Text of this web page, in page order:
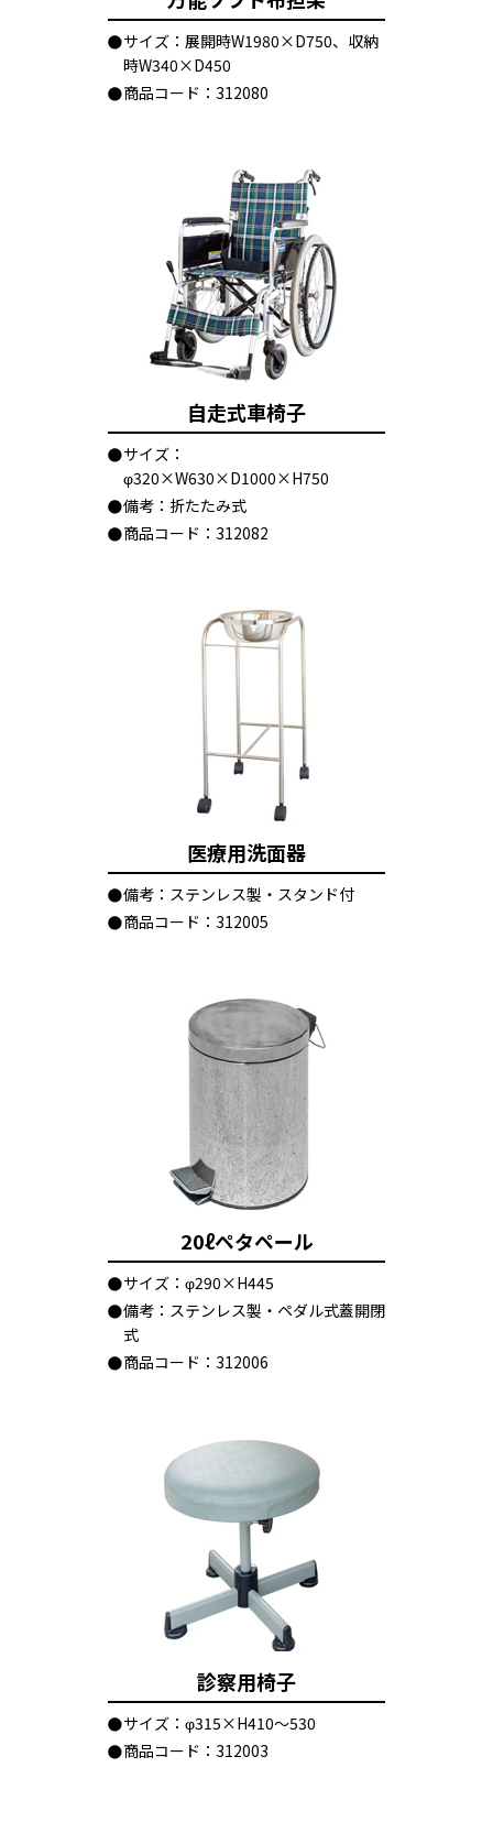
サイズ：展開時W1980×D750、収納
時W340×D450
商品コード：312080
自走式車椅子
サイズ：
φ320×W630×D1000×H750
備考：折たたみ式
商品コード：312082
医療用洗面器
備考：ステンレス製・スタンド付
商品コード：312005
20ℓペタペール
サイズ：φ290×H445
備考：ステンレス製・ペダル式蓋開閉
式
商品コード：312006
診察用椅子
サイズ：φ315×H410～530
商品コード：312003